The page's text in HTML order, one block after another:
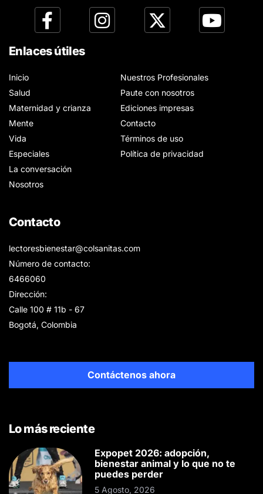
Enlaces útiles
Inicio
Salud
Maternidad y crianza
Mente
Vida
Especiales
La conversación
Nosotros
Nuestros Profesionales
Paute con nosotros
Ediciones impresas
Contacto
Términos de uso
Política de privacidad
Contacto
lectoresbienestar@colsanitas.com
Número de contacto:
6466060
Dirección:
Calle 100 # 11b - 67
Bogotá, Colombia
Contáctenos ahora
Lo más reciente
Expopet 2026: adopción,
bienestar animal y lo que no te
puedes perder
5 Agosto, 2026